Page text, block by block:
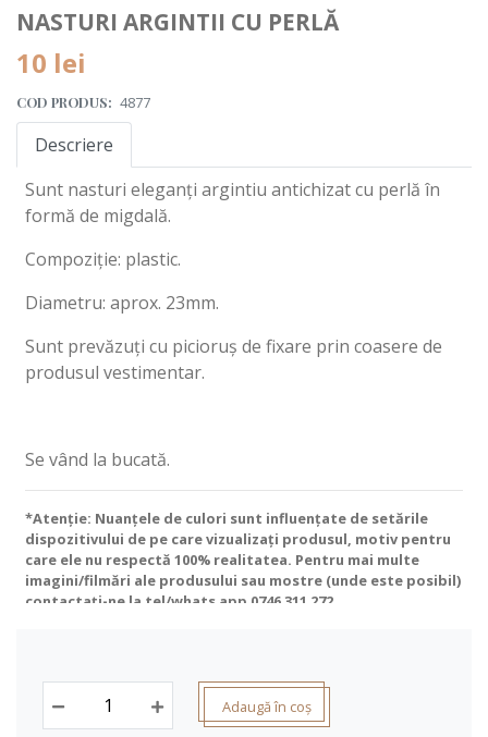
NASTURI ARGINTII CU PERLĂ
10 lei
COD PRODUS: 4877
Descriere
Sunt nasturi eleganți argintiu antichizat cu perlă în
formă de migdală.
Compoziție: plastic.
Diametru: aprox. 23mm.
Sunt prevăzuți cu picioruș de fixare prin coasere de
produsul vestimentar.
Se vând la bucată.
*Atenție: Nuanțele de culori sunt influențate de setările
dispozitivului de pe care vizualizați produsul, motiv pentru
care ele nu respectă 100% realitatea. Pentru mai multe
imagini/filmări ale produsului sau mostre (unde este posibil)
contactați-ne la tel/whats app 0746 311 272
Adaugă în coș